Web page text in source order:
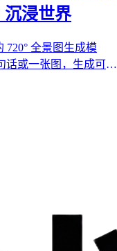
沉浸世界
全景图生成模
话或一张图，生成可自